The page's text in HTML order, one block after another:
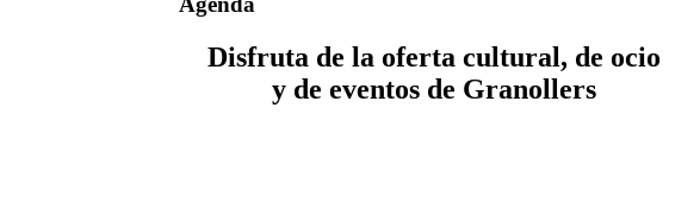
Disfruta de la oferta cultural, de ocio
y de eventos de Granollers